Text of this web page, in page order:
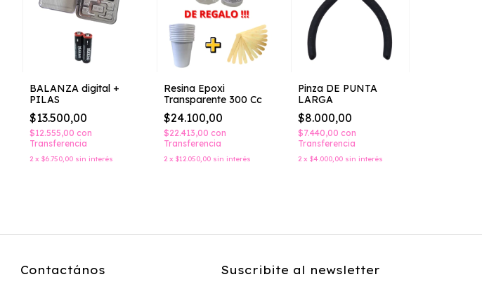
BALANZA digital +
PILAS
$13.500,00
$12.555,00con
Transferencia
2 x$6.750,00 sin interés
Resina Epoxi
Transparente 300 Cc
$24.100,00
$22.413,00con
Transferencia
2 x$12.050,00 sin interés
Pinza DE PUNTA
LARGA
$8.000,00
$7.440,00con
Transferencia
2 x$4.000,00 sin interés
Contactános Suscribite al newsletter